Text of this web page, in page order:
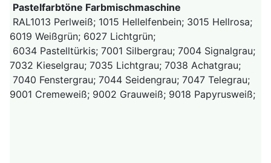
Pastelfarbtöne Farbmischmaschine
RAL1013 Perlweiß; 1015 Hellelfenbein; 3015 Hellrosa;
6019 Weißgrün; 6027 Lichtgrün;
6034 Pastelltürkis; 7001 Silbergrau; 7004 Signalgrau;
7032 Kieselgrau; 7035 Lichtgrau; 7038 Achatgrau;
7040 Fenstergrau; 7044 Seidengrau; 7047 Telegrau;
9001 Cremeweiß; 9002 Grauweiß; 9018 Papyrusweiß;